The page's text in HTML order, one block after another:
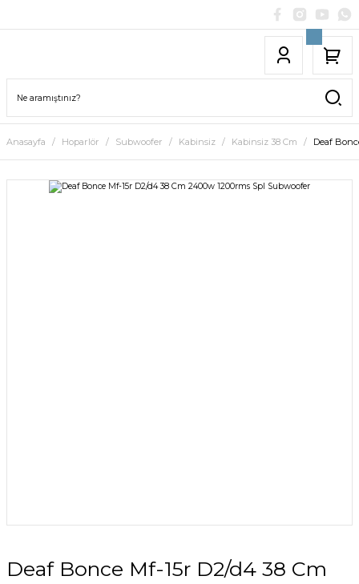
Anasayfa Hoparlör Subwoofer Kabinsiz Kabinsiz 38 Cm Deaf
Deaf Bonce Mf-15r D2/d4 38 Cm